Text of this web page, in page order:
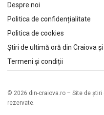
Despre noi
Politica de confidențialitate
Politica de cookies
Știri de ultimă oră din Craiova
Termeni și condiții
© 2026 din-craiova.ro – Site de
rezervate.